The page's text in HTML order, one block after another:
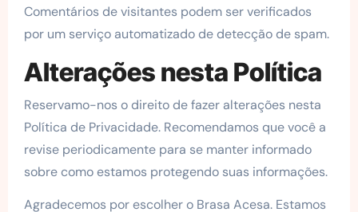
Comentários de visitantes podem ser verificados
por um serviço automatizado de detecção de spam.
Alterações nesta Política
Reservamo-nos o direito de fazer alterações nesta
Política de Privacidade. Recomendamos que você a
revise periodicamente para se manter informado
sobre como estamos protegendo suas informações.
Agradecemos por escolher o Brasa Acesa. Estamos